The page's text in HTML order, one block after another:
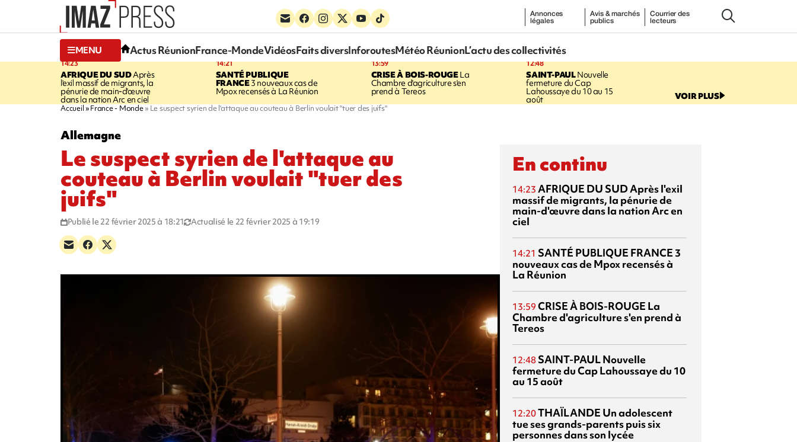
Annonces
légales
Avis & marchés
publics
Courrier des
lecteurs
MENU Actus RéunionFrance-MondeVidéosFaits diversInforoutesMétéo RéunionL’actu des collectivités
14:23
AFRIQUE DU SUDAprès
l'exil massif de migrants, la
pénurie de main-d'œuvre
dans la nation Arc en ciel
14:21
SANTÉ PUBLIQUE
FRANCE3 nouveaux cas de
Mpox recensés à La Réunion
13:59
CRISE À BOIS-ROUGELa
Chambre d'agriculture s'en
prend à Tereos
12:48
SAINT-PAULNouvelle
fermeture du Cap
Lahoussaye du 10 au 15
août VOIR PLUS
Accueil France - Monde Le suspect syrien de l'attaque au couteau à Berlin voulait "tuer des juifs"
Allemagne
Le suspect syrien de l'attaque au
couteau à Berlin voulait "tuer des
juifs"
Publié le 22 février 2025 à 18:21 Actualisé le 22 février 2025 à 19:19
En continu
14:23 AFRIQUE DU SUDAprès l'exil
massif de migrants, la pénurie de
main-d'œuvre dans la nation Arc en
ciel
14:21 SANTÉ PUBLIQUE FRANCE 3
nouveaux cas de Mpox recensés à
La Réunion
13:59 CRISE À BOIS-ROUGE La
Chambre d'agriculture s'en prend à
Tereos
12:48 SAINT-PAULNouvelle
fermeture du Cap Lahoussaye du 10
au 15 août
12:20THAÏLANDE Un adolescent
tue ses grands-parents puis six
personnes dans son lycée